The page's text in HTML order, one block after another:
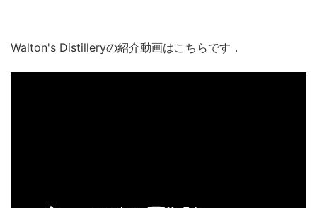
Walton's Distilleryの紹介動画はこちらです．